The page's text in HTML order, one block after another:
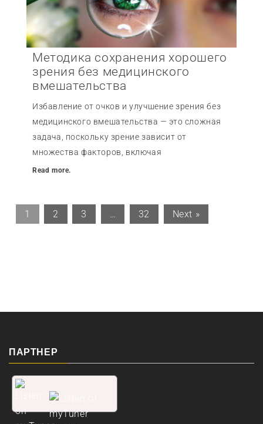
Методика сохранения хорошего
зрения без медицинского
вмешательства
Избавление от очков и улучшение зрения без
медицинского вмешательства — это сложная
задача, поскольку зрение зависит от
множества факторов, включая
Read more.
1 2 3 … 32 Next »
ПАРТНЕР